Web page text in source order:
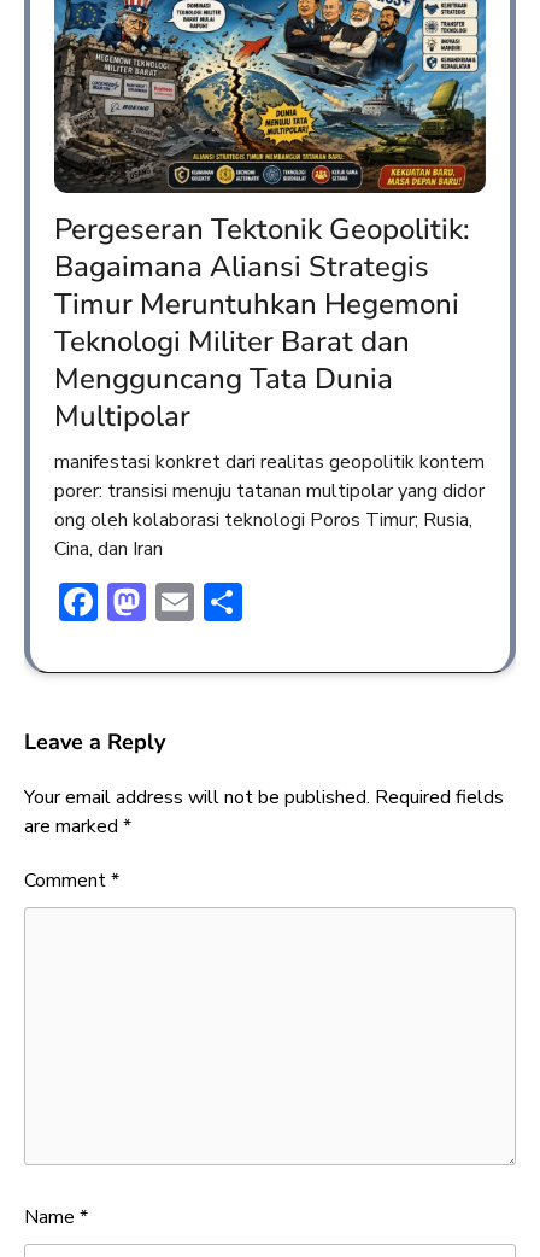
Pergeseran Tektonik Geopolitik:
Bagaimana Aliansi Strategis
Timur Meruntuhkan Hegemoni
Teknologi Militer Barat dan
Mengguncang Tata Dunia
Multipolar
manifestasi konkret dari realitas geopolitik kontem
porer: transisi menuju tatanan multipolar yang didor
ong oleh kolaborasi teknologi Poros Timur; Rusia,
Cina, dan Iran
Facebook
Mastodon
Email
Leave a Reply
Your email address will not be published. Required fields
are marked *
Comment*
Name *